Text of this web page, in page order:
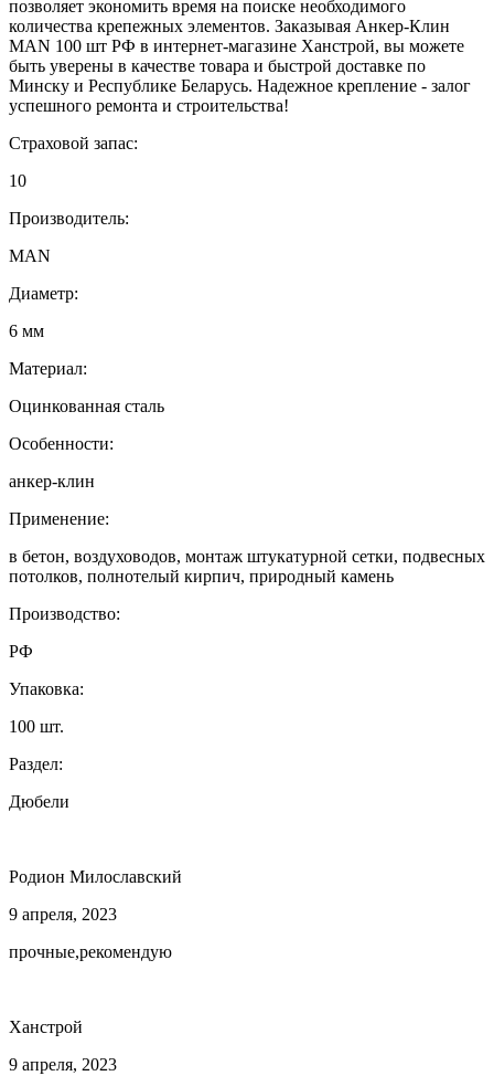
позволяет экономить время на поиске необходимого
количества крепежных элементов. Заказывая Анкер-Клин
МАN 100 шт РФ в интернет-магазине Ханстрой, вы можете
быть уверены в качестве товара и быстрой доставке по
Минску и Республике Беларусь. Надежное крепление - залог
успешного ремонта и строительства!
Страховой запас:
10
Производитель:
MAN
Диаметр:
6 мм
Материал:
Оцинкованная сталь
Особенности:
анкер-клин
Применение:
в бетон, воздуховодов, монтаж штукатурной сетки, подвесных
потолков, полнотелый кирпич, природный камень
Производство:
РФ
Упаковка:
100 шт.
Раздел:
Дюбели
Родион Милославский
9 апреля, 2023
прочные,рекомендую
Ханстрой
9 апреля, 2023